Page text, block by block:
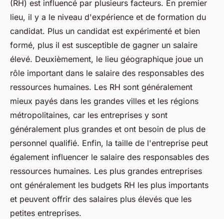
(RH) est influencé par plusieurs facteurs. En premier
lieu, il y a le niveau d'expérience et de formation du
candidat. Plus un candidat est expérimenté et bien
formé, plus il est susceptible de gagner un salaire
élevé. Deuxièmement, le lieu géographique joue un
rôle important dans le salaire des responsables des
ressources humaines. Les RH sont généralement
mieux payés dans les grandes villes et les régions
métropolitaines, car les entreprises y sont
généralement plus grandes et ont besoin de plus de
personnel qualifié. Enfin, la taille de l'entreprise peut
également influencer le salaire des responsables des
ressources humaines. Les plus grandes entreprises
ont généralement les budgets RH les plus importants
et peuvent offrir des salaires plus élevés que les
petites entreprises.